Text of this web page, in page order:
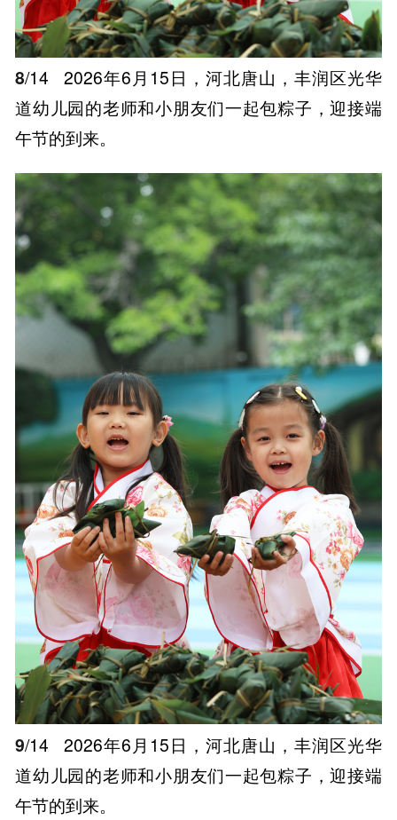
8/14
2026年6月15日，河北唐山，丰润区光华
道幼儿园的老师和小朋友们一起包粽子，迎接端
午节的到来。
9/14
2026年6月15日，河北唐山，丰润区光华
道幼儿园的老师和小朋友们一起包粽子，迎接端
午节的到来。